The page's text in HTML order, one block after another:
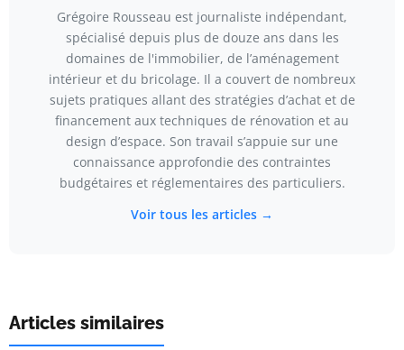
Grégoire Rousseau est journaliste indépendant,
spécialisé depuis plus de douze ans dans les
domaines de l'immobilier, de l’aménagement
intérieur et du bricolage. Il a couvert de nombreux
sujets pratiques allant des stratégies d’achat et de
financement aux techniques de rénovation et au
design d’espace. Son travail s’appuie sur une
connaissance approfondie des contraintes
budgétaires et réglementaires des particuliers.
Voir tous les articles →
Articles similaires